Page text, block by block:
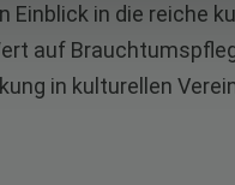
Einblick in die reiche
auf
in kulturellen